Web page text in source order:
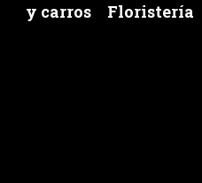
y carros
Floristería